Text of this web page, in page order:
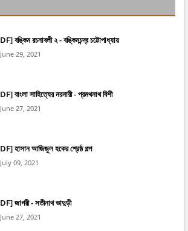
বঙ্কিম রচনাবলী ২ - বঙ্কিমচন্দ্র চট্টোপাধ্যায়
June 29, 2021
বাংলা সাহিত্যের নরনারী - প্রমথনাথ বিশী
June 27, 2021
হাসান আজিজুল হকের শ্রেষ্ঠ গল্প
July 09, 2021
জাগরী - সতীনাথ ভাদুড়ী
June 27, 2021